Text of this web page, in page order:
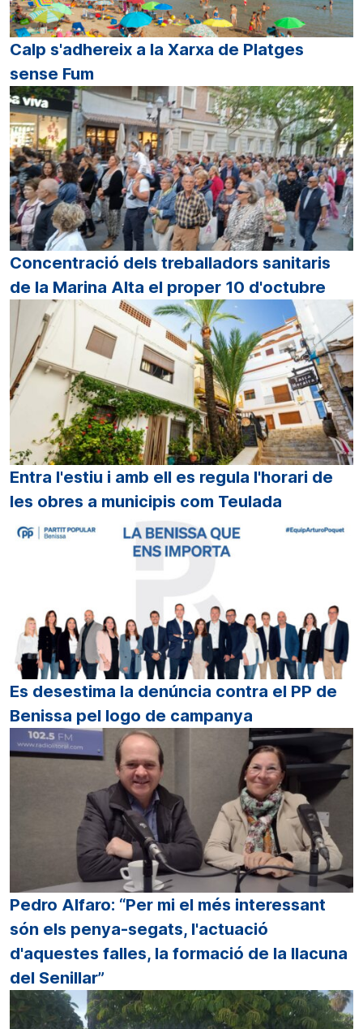
Calp s'adhereix a la Xarxa de Platges
sense Fum
Concentració dels treballadors sanitaris
de la Marina Alta el proper 10 d'octubre
Entra l'estiu i amb ell es regula l'horari de
les obres a municipis com Teulada
Es desestima la denúncia contra el PP de
Benissa pel logo de campanya
Pedro Alfaro: “Per mi el més interessant
són els penya-segats, l'actuació
d'aquestes falles, la formació de la llacuna
del Senillar”